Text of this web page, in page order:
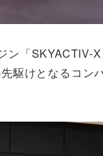
「SKYACTIV-
駆けとなるコン